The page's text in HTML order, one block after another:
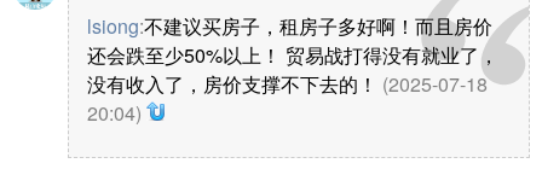
lsiong:不建议买房子，租房子多好啊！而且房价
还会跌至少50%以上！ 贸易战打得没有就业了，
没有收入了，房价支撑不下去的！ (2025-07-18
20:04)